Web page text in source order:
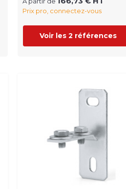
Prix pro, connectez-vous
Voir les 2 références